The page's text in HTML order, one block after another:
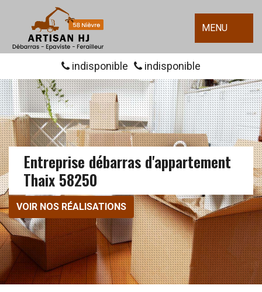
MENU
indisponible indisponible
Entreprise débarras d'appartement
Thaix 58250
VOIR NOS RÉALISATIONS